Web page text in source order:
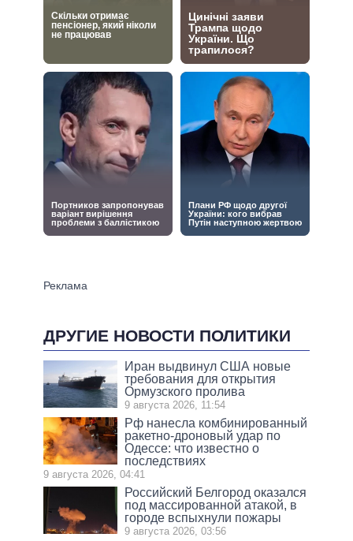
ДРУГИЕ НОВОСТИ ПОЛИТИКИ
Иран выдвинул США новые
требования для открытия
Ормузского пролива
9 августа 2026, 11:54
Рф нанесла комбинированный
ракетно-дроновый удар по
Одессе: что известно о
последствиях
9 августа 2026, 04:41
Российский Белгород оказался
под массированной атакой, в
городе вспыхнули пожары
9 августа 2026, 03:56